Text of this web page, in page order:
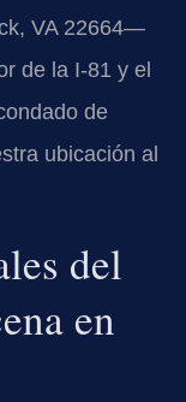
VA 22664—
de la I-81 y el
de
ubicación al
del
en